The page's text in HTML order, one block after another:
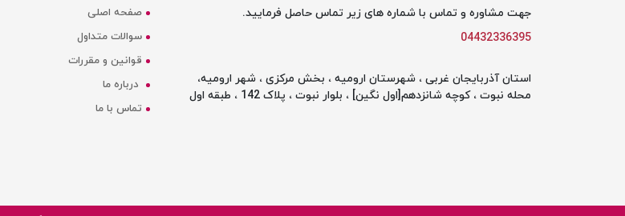
جهت مشاوره و تماس با شماره های زیر تماس حاصل فرمایید.
04432336395
استان آذربایجان غربی ، شهرستان ارومیه ، بخش مرکزی ، شهر ارومیه،
محله نبوت ، کوچه شانزدهم[اول نگین] ، بلوار نبوت ، پلاک 142 ، طبقه اول
صفحه اصلی
سوالات متداول
قوانین و مقررات
درباره ما
تماس با ما